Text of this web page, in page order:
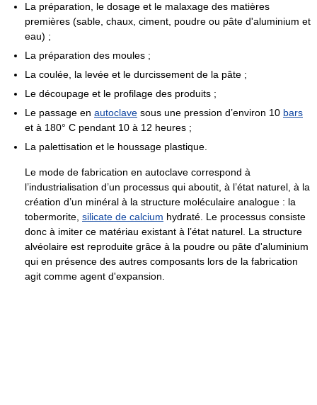
La préparation, le dosage et le malaxage des matières
premières (sable, chaux, ciment, poudre ou pâte d'aluminium et
eau) ;
La préparation des moules ;
La coulée, la levée et le durcissement de la pâte ;
Le découpage et le profilage des produits ;
Le passage en autoclave sous une pression d’environ 10 bars
et à 180° C pendant 10 à 12 heures ;
La palettisation et le houssage plastique.
Le mode de fabrication en autoclave correspond à
l’industrialisation d’un processus qui aboutit, à l’état naturel, à la
création d’un minéral à la structure moléculaire analogue : la
tobermorite, silicate de calcium hydraté. Le processus consiste
donc à imiter ce matériau existant à l’état naturel. La structure
alvéolaire est reproduite grâce à la poudre ou pâte d'aluminium
qui en présence des autres composants lors de la fabrication
agit comme agent d'expansion.